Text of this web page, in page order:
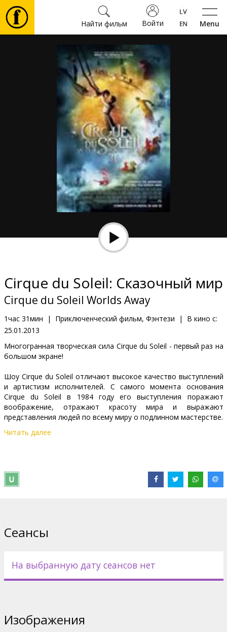
Menu
Войти
Найти фильм
Билеты
Культура
Мероприятия
Новости
Подарки
Клуб
Cirque du Soleil: Сказочный мир
Cirque du Soleil Worlds Away
1час 31мин | Приключенческий фильм, Фэнтези |
В кино с:
25.01.2013
Mногогранная творческая сила Cirque du Soleil - первый раз на
большом экране!
Шоу Cirque du Soleil отличают высокое качество выступлений
и артистизм исполнителей. С самого момента основания
Cirque du Soleil в 1984 году его выступления поражают
воображение, отражают красоту мира и выражают
представления людей по всему миру о подлинном мастерстве.
Pежиссёр: Andew Adamson (Shrek, The Chronicles of Narnia: The
Читать далее
Сеансы
На выбранную дату сеансов нет
Изображения